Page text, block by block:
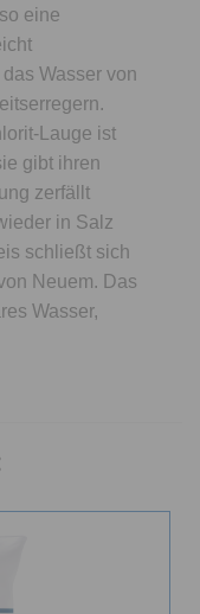
eine
Wasser von
Lauge ist
gibt ihren
zerfällt
in Salz
schließt sich
Neuem. Das
Wasser,